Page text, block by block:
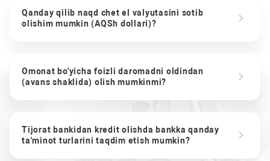
Qanday qilib naqd chet el valyutasini sotib
olishim mumkin (AQSh dollari)?
Omonat bo'yicha foizli daromadni oldindan
(avans shaklida) olish mumkinmi?
Tijorat bankidan kredit olishda bankka qanday
ta'minot turlarini taqdim etish mumkin?